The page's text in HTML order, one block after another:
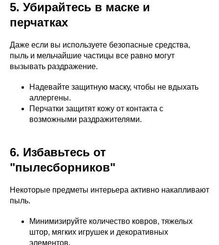
5. Убирайтесь в маске и
перчатках
Даже если вы используете безопасные средства,
пыль и мельчайшие частицы все равно могут
вызывать раздражение.
Надевайте защитную маску, чтобы не вдыхать
аллергены.
Перчатки защитят кожу от контакта с
возможными раздражителями.
6. Избавьтесь от
"пылесборников"
Некоторые предметы интерьера активно накапливают
пыль.
Минимизируйте количество ковров, тяжелых
штор, мягких игрушек и декоративных
элементов.